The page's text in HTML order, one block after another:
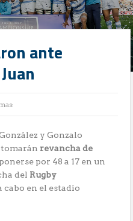
ante
y Gonzalo
revancha de
por 48 a 17 en un
del Rugby
cabo en el estadio